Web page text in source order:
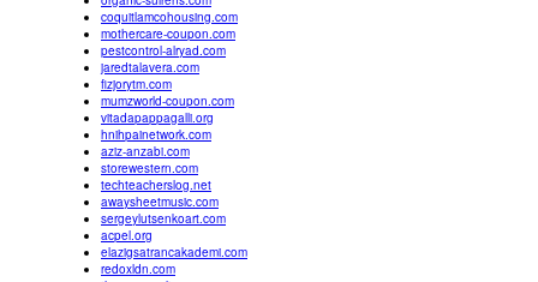
coquitlamcohousing.com
mothercare-coupon.com
pestcontrol-alryad.com
jaredtalavera.com
fizjorytm.com
mumzworld-coupon.com
vitadapappagalli.org
hnihpainetwork.com
aziz-anzabi.com
storewestern.com
techteacherslog.net
awaysheetmusic.com
sergeylutsenkoart.com
acpel.org
elazigsatrancakademi.com
redoxldn.com